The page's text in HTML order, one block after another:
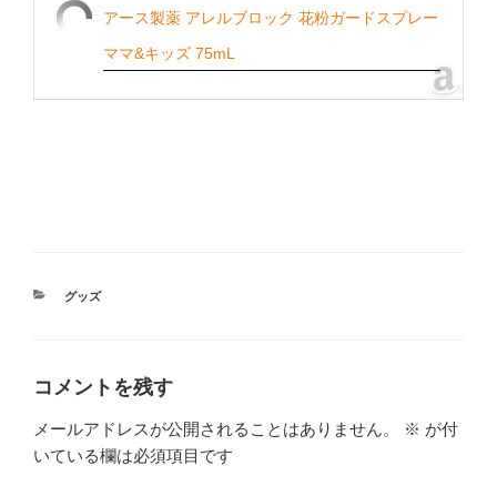
アース製薬 アレルブロック 花粉ガードスプレー
ママ&キッズ 75mL
カ
グッズ
コメントを残す
メールアドレスが公開されることはありません。 ※ が付
いている欄は必須項目です